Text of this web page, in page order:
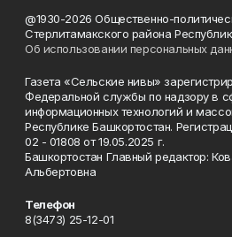
@1930-2026 Общественно-
Стерлитамакского района
Об использовании персональных
Газета «Сельские нивы»
Федеральной службы по надзору в
информационных технологий и
Республике Башкортостан.
02 - 01808 от 19.05.2025 г.
Башкортостан Главный редактор:
Альбертовна
Телефон
8(3473) 25-12-01